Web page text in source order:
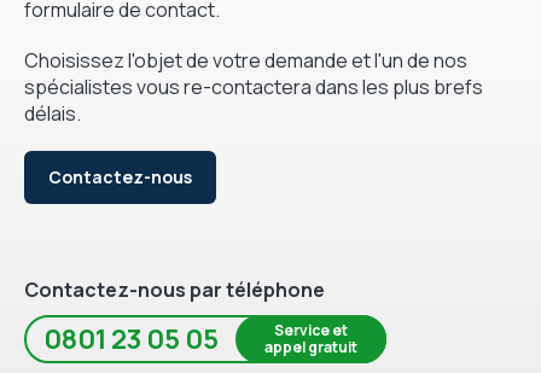
formulaire de contact.
Choisissez l'objet de votre demande et l'un de nos
spécialistes vous re-contactera dans les plus brefs
délais.
Contactez-nous
Contactez-nous par téléphone
0801 23 05 05
Service et
appel gratuit